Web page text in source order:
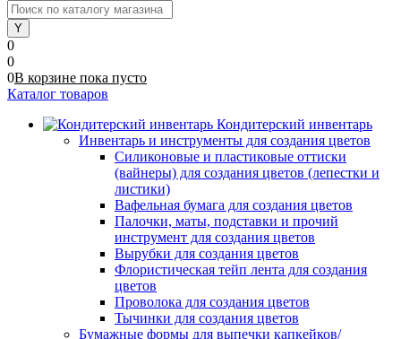
0
0
0В корзине пока пусто
Каталог товаров
Кондитерский инвентарь
Инвентарь и инструменты для создания цветов
Силиконовые и пластиковые оттиски
(вайнеры) для создания цветов (лепестки и
листики)
Вафельная бумага для создания цветов
Палочки, маты, подставки и прочий
инструмент для создания цветов
Вырубки для создания цветов
Флористическая тейп лента для создания
цветов
Проволока для создания цветов
Тычинки для создания цветов
Бумажные формы для выпечки капкейков/